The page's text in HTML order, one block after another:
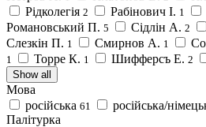
Рідколегія 2 Рабінович І. 1
Романовський П. 5 Сідлін А. 2
Слезкін П. 1 Смирнов А. 1
1 Торре К. 1 Шифферсъ Е. 2
Show all
Мова
російська 61 російська/
Палітурка